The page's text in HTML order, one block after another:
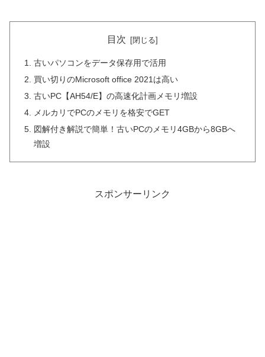
目次
古いパソコンをデータ保存用で活用
買い切りのMicrosoft office 2021は高い
古いPC【AH54/E】の高速化計画メモリ増設
メルカリでPCのメモリを格安でGET
図解付き解説で簡単！古いPCのメモリ4GBから8GBへ
増設
スポンサーリンク